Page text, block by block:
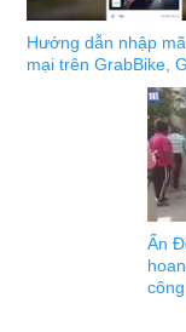
Hướng dẫn nhập
mại trên GrabBike,
Ấn